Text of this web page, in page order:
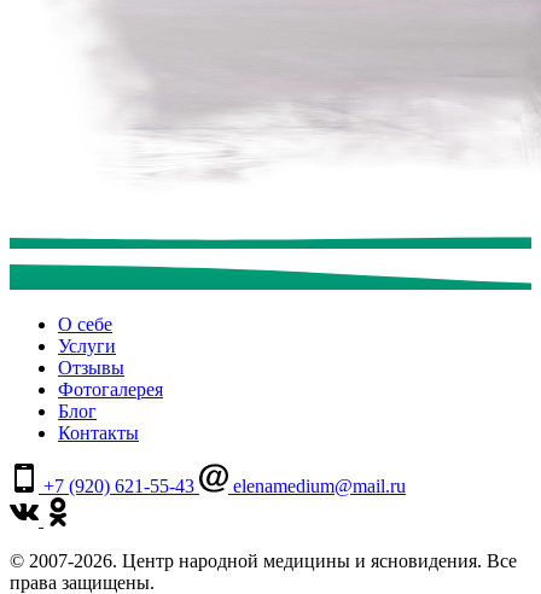
О себе
Услуги
Отзывы
Фотогалерея
Блог
Контакты
+7 (920) 621-55-43 elenamedium@mail.ru
© 2007-2026. Центр народной медицины и ясновидения. Все
права защищены.